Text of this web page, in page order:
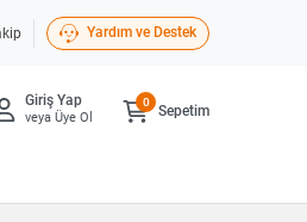
Yardım ve Destek
Giriş Yap
veya Üye Ol Sepetim
0